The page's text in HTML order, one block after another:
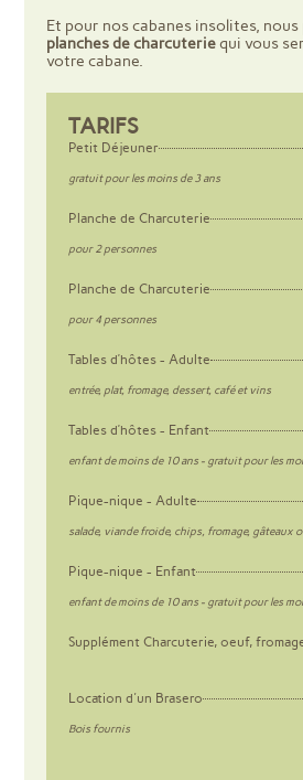
Et pour nos cabanes insolites,
planches de charcuteriequi vous
votre cabane.
TARIFS
Petit Déjeuner
gratuit pour les moins de 3 ans
Planche de Charcuterie
pour 2 personnes
Planche de Charcuterie
pour 4 personnes
Tables d’hôtes - Adulte
entrée, plat, fromage, dessert, café et vins
Tables d’hôtes - Enfant
enfant de moins de 10 ans - gratuit pour les
Pique-nique - Adulte
salade, viande froide, chips, fromage, gâteaux
Pique-nique - Enfant
enfant de moins de 10 ans - gratuit pour les
Supplément Charcuterie, oeuf,
Location d'un Brasero
Bois fournis